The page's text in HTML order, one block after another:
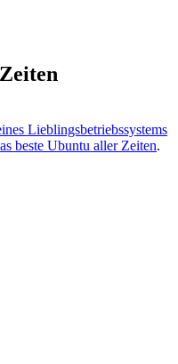
Lieblingsbetriebssystems
beste Ubuntu aller Zeiten.